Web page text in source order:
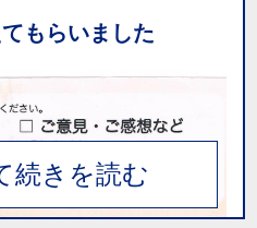
す。
すものではありません。感じ方には
いので、
だろう。」
、友人の紹介で通うよ
ればよかったと少々悔
もらいました